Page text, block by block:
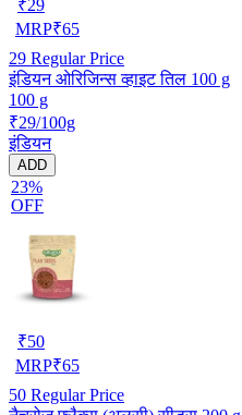
₹29
MRP₹65
29 Regular Price
इंडियन ओरिजिन्स व्हाइट तिल 100 g
100 g
₹29/100g
इंडियन
ADD
23%
OFF
₹50
MRP₹65
50 Regular Price